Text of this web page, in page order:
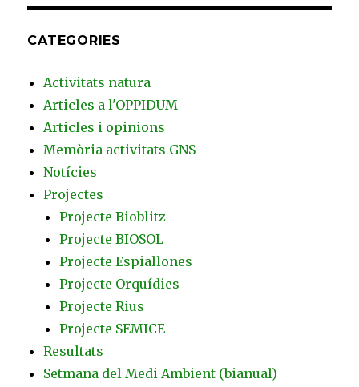
CATEGORIES
Activitats natura
Articles a l'OPPIDUM
Articles i opinions
Memòria activitats GNS
Notícies
Projectes
Projecte Bioblitz
Projecte BIOSOL
Projecte Espiallones
Projecte Orquídies
Projecte Rius
Projecte SEMICE
Resultats
Setmana del Medi Ambient (bianual)